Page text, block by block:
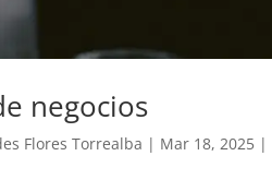
negocios
Flores Torrealba | Mar 18, 2025 |